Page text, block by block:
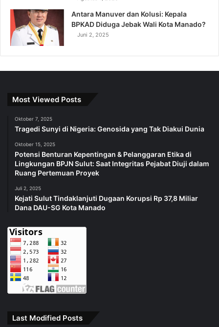
Antara Manuver dan Kolusi: Kepala
BPKAD Diduga Jebak Wali Kota Manado?
Juni 2, 2025
Most Viewed Posts
Oktober 7, 2025
Tragedi Sunyi di Nigeria: Genosida yang Tak Diakui Dunia
Oktober 15, 2025
Potensi Benturan Kepentingan & Pelanggaran Etika di
Lingkungan BPJN Sulut: Saat Integritas Pejabat Diuji dalam
Ruang Pertemuan Proyek
Juli 2, 2025
Kejati Sulut Tindaklanjuti Dugaan Korupsi Rp 37,8 Miliar
Dana DAU-SG Kota Manado
Last Modified Posts